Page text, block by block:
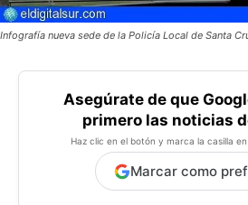
Infografía nueva sede de la Policía Local de Santa
Asegúrate de que
primero las noticias
Haz clic en el botón y marca la casilla
Marcar como